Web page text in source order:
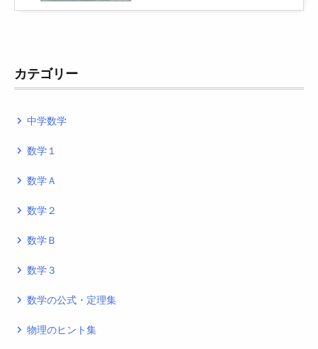
カテゴリー
navigate_next 中学数学
navigate_next 数学１
navigate_next 数学Ａ
navigate_next 数学２
navigate_next 数学Ｂ
navigate_next 数学３
navigate_next 数学の公式・定理集
navigate_next 物理のヒント集